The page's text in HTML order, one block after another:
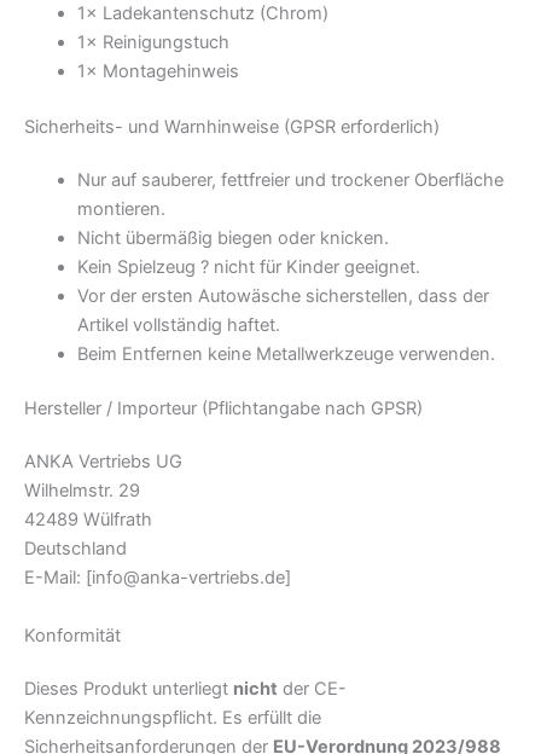
1× Ladekantenschutz (Chrom)
1× Reinigungstuch
1× Montagehinweis
Sicherheits- und Warnhinweise (GPSR erforderlich)
Nur auf sauberer, fettfreier und trockener Oberfläche
montieren.
Nicht übermäßig biegen oder knicken.
Kein Spielzeug ? nicht für Kinder geeignet.
Vor der ersten Autowäsche sicherstellen, dass der
Artikel vollständig haftet.
Beim Entfernen keine Metallwerkzeuge verwenden.
Hersteller / Importeur (Pflichtangabe nach GPSR)
ANKA Vertriebs UG
Wilhelmstr. 29
42489 Wülfrath
Deutschland
E-Mail: [info@anka-vertriebs.de]
Konformität
Dieses Produkt unterliegt nicht der CE-
Kennzeichnungspflicht. Es erfüllt die
Sicherheitsanforderungen der EU-Verordnung 2023/988